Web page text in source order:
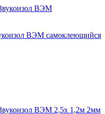
ВЭМ самоклеющийся